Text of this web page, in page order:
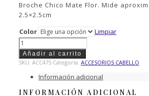
original
era:
U$S 0,27.
actual
U$S 0,23.
Broche Chico Mate Flor. Mide
2.5×2.5cm
Color
Limpiar
Broche
Chico
Mate
Añadir al carrito
SKU: ACC475 Categoría: ACCESORIOS CABELLO
Información adicional
INFORMACIÓN ADICIONAL